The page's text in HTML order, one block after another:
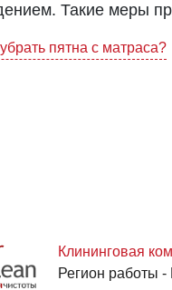
Такие меры
пятна с матраса?
Клининговая
Регион работы -